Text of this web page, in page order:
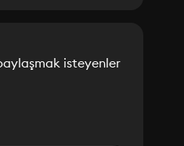
isteyenler